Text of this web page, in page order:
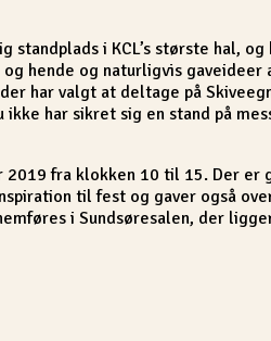
standplads i KCL’s største hal,
hende og naturligvis gaveideer
har valgt at deltage på
har sikret sig en stand på
2019 fra klokken 10 til 15. Der
til fest og gaver også
i Sundsøresalen, der